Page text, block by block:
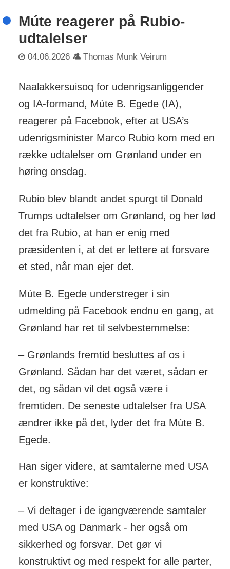
Múte reagerer på Rubio-
udtalelser
04.06.2026 Thomas Munk Veirum
Naalakkersuisoq for udenrigsanliggender
og IA-formand, Múte B. Egede (IA),
reagerer på Facebook, efter at USA’s
udenrigsminister Marco Rubio kom med en
række udtalelser om Grønland under en
høring onsdag.
Rubio blev blandt andet spurgt til Donald
Trumps udtalelser om Grønland, og her lød
det fra Rubio, at han er enig med
præsidenten i, at det er lettere at forsvare
et sted, når man ejer det.
Múte B. Egede understreger i sin
udmelding på Facebook endnu en gang, at
Grønland har ret til selvbestemmelse:
– Grønlands fremtid besluttes af os i
Grønland. Sådan har det været, sådan er
det, og sådan vil det også være i
fremtiden. De seneste udtalelser fra USA
ændrer ikke på det, lyder det fra Múte B.
Egede.
Han siger videre, at samtalerne med USA
er konstruktive:
– Vi deltager i de igangværende samtaler
med USA og Danmark - her også om
sikkerhed og forsvar. Det gør vi
konstruktivt og med respekt for alle parter,